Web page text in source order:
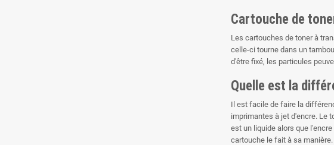
Cartouche de
Les cartouches de toner à
celle-ci tourne dans un
d'être fixé, les particules
Quelle est la
Il est facile de faire la
imprimantes à jet d'encre. Le
est un liquide alors que
cartouche le fait à sa